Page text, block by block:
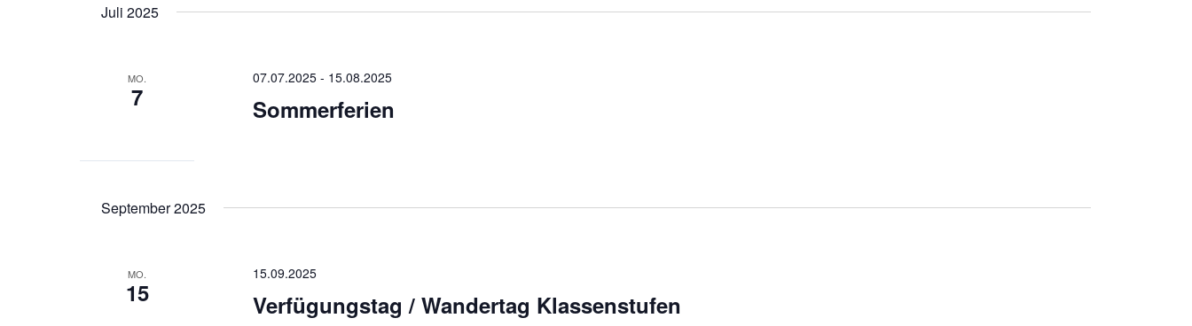
Juli 2025
MO.
7 Sommerferien
07.07.2025 - 15.08.2025
September 2025
MO.
15
Verfügungstag / Wandertag Klassenstufen
15.09.2025